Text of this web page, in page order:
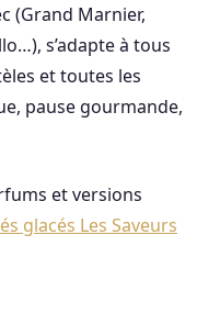
(Grand Marnier,
s’adapte à tous
et toutes les
pause gourmande,
et versions
glacés Les Saveurs